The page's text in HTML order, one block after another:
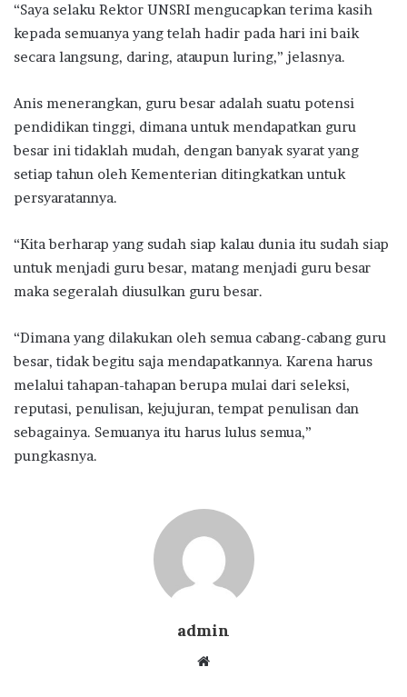
“Saya selaku Rektor UNSRI mengucapkan terima kasih
kepada semuanya yang telah hadir pada hari ini baik
secara langsung, daring, ataupun luring,” jelasnya.
Anis menerangkan, guru besar adalah suatu potensi
pendidikan tinggi, dimana untuk mendapatkan guru
besar ini tidaklah mudah, dengan banyak syarat yang
setiap tahun oleh Kementerian ditingkatkan untuk
persyaratannya.
“Kita berharap yang sudah siap kalau dunia itu sudah siap
untuk menjadi guru besar, matang menjadi guru besar
maka segeralah diusulkan guru besar.
“Dimana yang dilakukan oleh semua cabang-cabang guru
besar, tidak begitu saja mendapatkannya. Karena harus
melalui tahapan-tahapan berupa mulai dari seleksi,
reputasi, penulisan, kejujuran, tempat penulisan dan
sebagainya. Semuanya itu harus lulus semua,”
pungkasnya.
admin
Website